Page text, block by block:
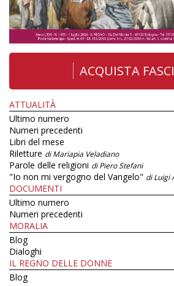
ACQUISTA
ATTUALITÀ
Ultimo numero
Numeri precedenti
Libri del mese
Riletture di Mariapia Veladiano
Parole delle religioni di Piero Stefani
"Io non mi vergogno del Vangelo" di Luigi
DOCUMENTI
Ultimo numero
Numeri precedenti
MORALIA
Blog
Dialoghi
IL REGNO DELLE DONNE
Blog